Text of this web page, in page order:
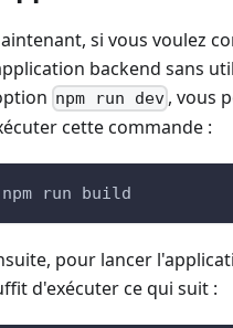
si vous voulez
backend sans
npm run dev , vous
cette commande :
npm run build
pour lancer
d'exécuter ce qui suit :